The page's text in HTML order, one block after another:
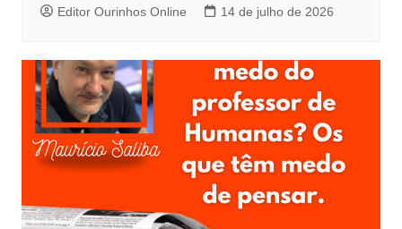
Editor Ourinhos Online 14 de julho de 2026